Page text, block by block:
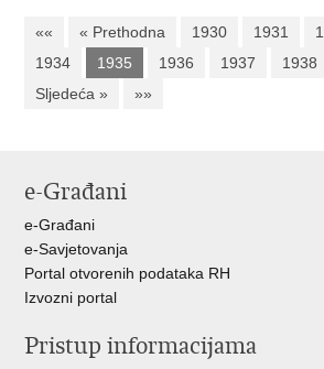
«« « Prethodna 1930 1931
1934
1935 1936 1937 1938
Sljedeća »
»»
e-Građani
e-Građani
e-Savjetovanja
Portal otvorenih podataka RH
Izvozni portal
Pristup informacijama